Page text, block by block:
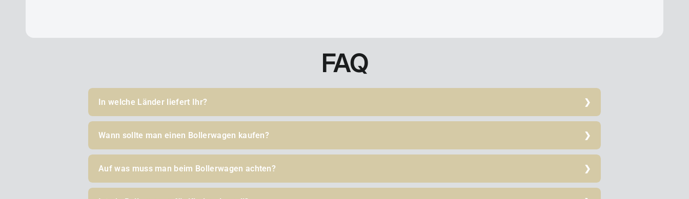
FAQ
In welche Länder liefert Ihr?
Wann sollte man einen Bollerwagen kaufen?
Auf was muss man beim Bollerwagen achten?